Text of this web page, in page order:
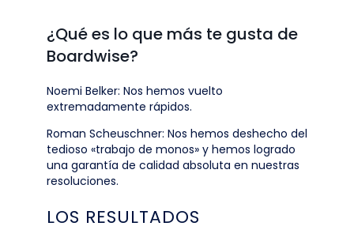
¿Qué es lo que más te gusta de
Boardwise?
Noemi Belker: Nos hemos vuelto
extremadamente rápidos.
Roman Scheuschner: Nos hemos deshecho del
tedioso «trabajo de monos» y hemos logrado
una garantía de calidad absoluta en nuestras
resoluciones.
LOS RESULTADOS